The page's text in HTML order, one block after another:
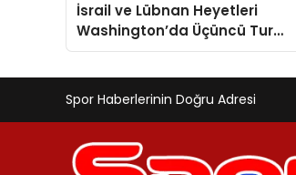
İsrail ve Lübnan Heyetleri
Washington’da Üçüncü Tur
Görüşmelere Başladı
Spor Haberlerinin Doğru Adresi